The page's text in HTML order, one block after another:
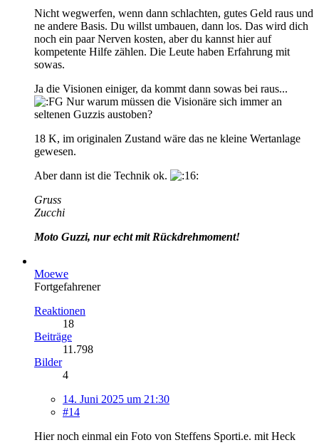
Nicht wegwerfen, wenn dann schlachten, gutes Geld raus und
ne andere Basis. Du willst umbauen, dann los. Das wird dich
noch ein paar Nerven kosten, aber du kannst hier auf
kompetente Hilfe zählen. Die Leute haben Erfahrung mit
sowas.
Ja die Visionen einiger, da kommt dann sowas bei raus...
Nur warum müssen die Visionäre sich immer an
seltenen Guzzis austoben?
18 K, im originalen Zustand wäre das ne kleine Wertanlage
gewesen.
Aber dann ist die Technik ok.
Gruss
Zucchi
Moto Guzzi, nur echt mit Rückdrehmoment!
Moewe
Fortgefahrener
Reaktionen
18
Beiträge
11.798
Bilder
4
14. Juni 2025 um 21:30
#14
Hier noch einmal ein Foto von Steffens Sporti.e. mit Heck